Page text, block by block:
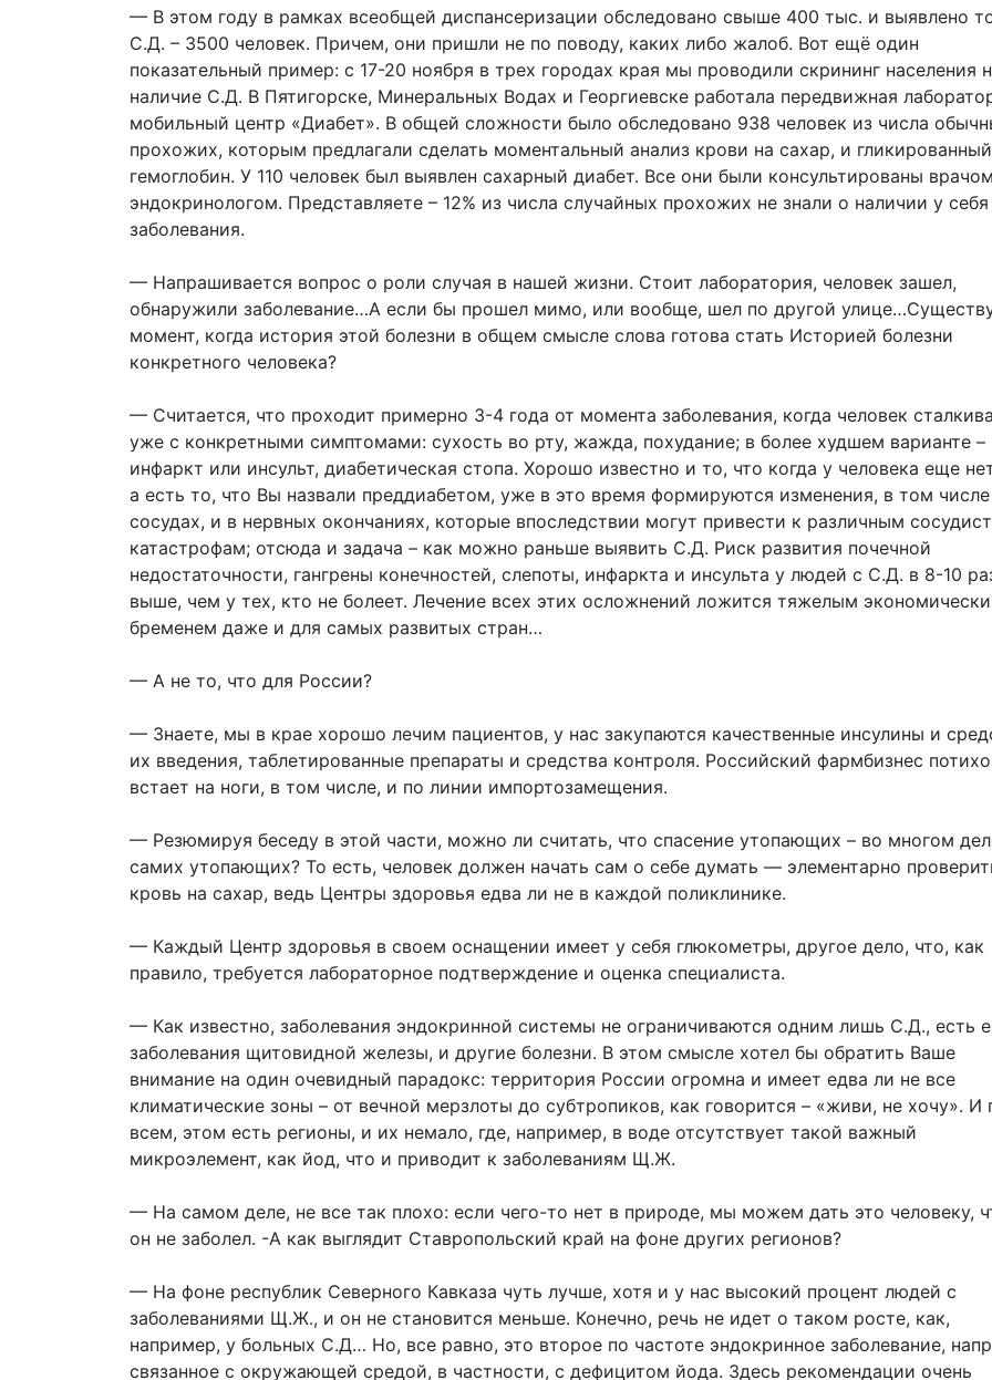
— В этом году в рамках всеобщей диспансеризации обследовано свыше 400 тыс. и выявлено
С.Д. – 3500 человек. Причем, они пришли не по поводу, каких либо жалоб. Вот ещё один
показательный пример: с 17-20 ноября в трех городах края мы проводили скрининг населения
наличие С.Д. В Пятигорске, Минеральных Водах и Георгиевске работала передвижная
мобильный центр «Диабет». В общей сложности было обследовано 938 человек из числа
прохожих, которым предлагали сделать моментальный анализ крови на сахар, и гликированный
гемоглобин. У 110 человек был выявлен сахарный диабет. Все они были консультированы врачом
эндокринологом. Представляете – 12% из числа случайных прохожих не знали о наличии у себя
заболевания.
— Напрашивается вопрос о роли случая в нашей жизни. Стоит лаборатория, человек зашел,
обнаружили заболевание…А если бы прошел мимо, или вообще, шел по другой
момент, когда история этой болезни в общем смысле слова готова стать Историей болезни
конкретного человека?
— Считается, что проходит примерно 3-4 года от момента заболевания, когда человек
уже с конкретными симптомами: сухость во рту, жажда, похудание; в более худшем варианте –
инфаркт или инсульт, диабетическая стопа. Хорошо известно и то, что когда у человека еще
а есть то, что Вы назвали преддиабетом, уже в это время формируются изменения, в том
сосудах, и в нервных окончаниях, которые впоследствии могут привести к различным
катастрофам; отсюда и задача – как можно раньше выявить С.Д. Риск развития почечной
недостаточности, гангрены конечностей, слепоты, инфаркта и инсульта у людей с С.Д. в 8-10
выше, чем у тех, кто не болеет. Лечение всех этих осложнений ложится тяжелым
бременем даже и для самых развитых стран…
— А не то, что для России?
— Знаете, мы в крае хорошо лечим пациентов, у нас закупаются качественные инсулины и
их введения, таблетированные препараты и средства контроля. Российский фармбизнес
встает на ноги, в том числе, и по линии импортозамещения.
— Резюмируя беседу в этой части, можно ли считать, что спасение утопающих – во многом
самих утопающих? То есть, человек должен начать сам о себе думать — элементарно
кровь на сахар, ведь Центры здоровья едва ли не в каждой поликлинике.
— Каждый Центр здоровья в своем оснащении имеет у себя глюкометры, другое дело, что, как
правило, требуется лабораторное подтверждение и оценка специалиста.
— Как известно, заболевания эндокринной системы не ограничиваются одним лишь С.Д., есть
заболевания щитовидной железы, и другие болезни. В этом смысле хотел бы обратить Ваше
внимание на один очевидный парадокс: территория России огромна и имеет едва ли не все
климатические зоны – от вечной мерзлоты до субтропиков, как говорится – «живи, не хочу». И
всем, этом есть регионы, и их немало, где, например, в воде отсутствует такой важный
микроэлемент, как йод, что и приводит к заболеваниям Щ.Ж.
— На самом деле, не все так плохо: если чего-то нет в природе, мы можем дать это человеку,
он не заболел. -А как выглядит Ставропольский край на фоне других регионов?
— На фоне республик Северного Кавказа чуть лучше, хотя и у нас высокий процент людей с
заболеваниями Щ.Ж., и он не становится меньше. Конечно, речь не идет о таком росте, как,
например, у больных С.Д… Но, все равно, это второе по частоте эндокринное заболевание,
связанное с окружающей средой, в частности, с дефицитом йода. Здесь рекомендации очень